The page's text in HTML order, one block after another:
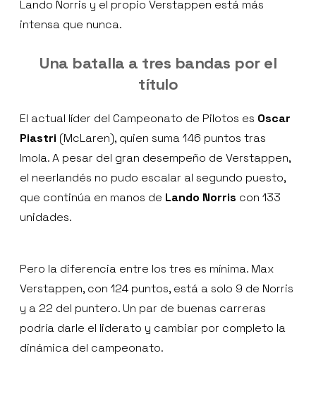
Lando Norris y el propio Verstappen está más
intensa que nunca.
Una batalla a tres bandas por el
título
El actual líder del Campeonato de Pilotos es Oscar
Piastri (McLaren), quien suma 146 puntos tras
Imola. A pesar del gran desempeño de Verstappen,
el neerlandés no pudo escalar al segundo puesto,
que continúa en manos de Lando Norris con 133
unidades.
Pero la diferencia entre los tres es mínima. Max
Verstappen, con 124 puntos, está a solo 9 de Norris
y a 22 del puntero. Un par de buenas carreras
podría darle el liderato y cambiar por completo la
dinámica del campeonato.